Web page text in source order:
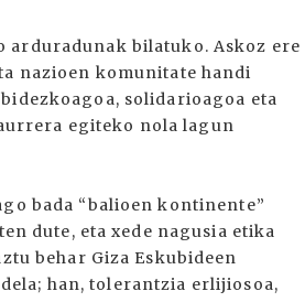
arduradunak bilatuko. Askoz ere
nazioen komunitate handi
solidarioagoa eta
egiteko nola lagun
bada “balioen kontinente”
dute, eta xede nagusia etika
behar Giza Eskubideen
han, tolerantzia erlijiosoa,